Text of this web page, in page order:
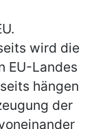
wird die
EU-Landes
hängen
der